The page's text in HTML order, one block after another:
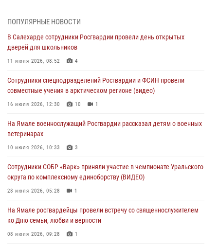
Офицеры спецназа Росгвардии провели практическое занятие для
29 июля 2026, 10:42
В Уральском округе Росгвардии состоялось заседание
29 июля 2026, 10:39
Сотрудники СОБР «Варк» приняли участие в чемпионате Уральского
На Полярном круге Росгвардия обеспечила безопасность турнира
27 июля 2026, 09:04
ПОПУЛЯРНЫЕ НОВОСТИ
В Салехарде сотрудники Росгвардии провели день открытых
дверей для школьников
11 июля 2026, 08:52 4
Сотрудники спецподразделений Росгвардии и ФСИН провели
совместные учения в арктическом регионе (видео)
16 июля 2026, 12:30 10 1
На Ямале военнослужащий Росгвардии рассказал детям о военных
ветеринарах
10 июля 2026, 10:33 3
Сотрудники СОБР «Варк» приняли участие в чемпионате Уральского
округа по комплексному единоборству (ВИДЕО)
28 июля 2026, 05:28 1
На Ямале росгвардейцы провели встречу со священнослужителем
ко Дню семьи, любви и верности
08 июля 2026, 09:28 1